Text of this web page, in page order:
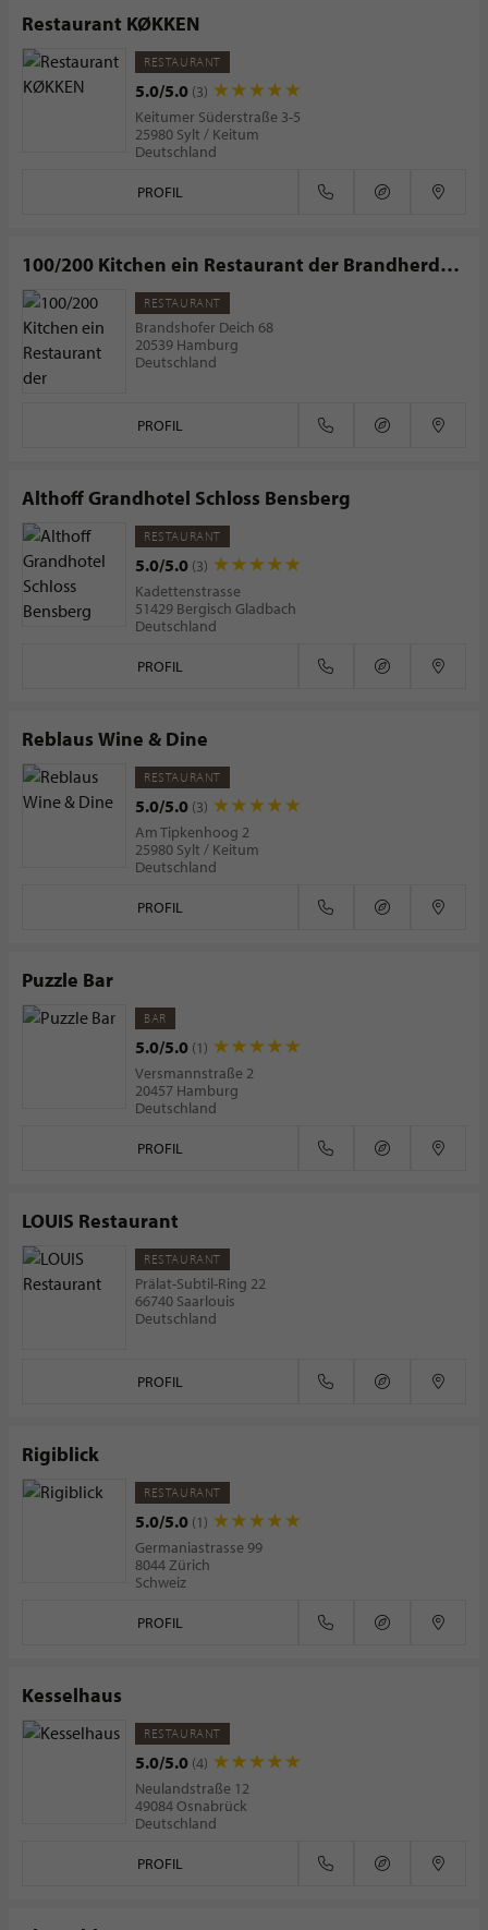
Restaurant KØKKEN
RESTAURANT
5.0/5.0 (3)
Keitumer Süderstraße 3-5
25980 Sylt / Keitum
Deutschland
PROFIL
100/200 Kitchen ein Restaurant der Brandherd
Esskultur GmbHRESTAURANT
Brandshofer Deich 68
20539 Hamburg
Deutschland
PROFIL
Althoff Grandhotel Schloss Bensberg
RESTAURANT
5.0/5.0 (3)
Kadettenstrasse
51429 Bergisch Gladbach
Deutschland
PROFIL
Reblaus Wine & Dine
RESTAURANT
5.0/5.0 (3)
Am Tipkenhoog 2
25980 Sylt / Keitum
Deutschland
PROFIL
Puzzle Bar
BAR
5.0/5.0 (1)
Versmannstraße 2
20457 Hamburg
Deutschland
PROFIL
LOUIS Restaurant
RESTAURANT
Prälat-Subtil-Ring 22
66740 Saarlouis
Deutschland
PROFIL
Rigiblick
RESTAURANT
5.0/5.0 (1)
Germaniastrasse 99
8044 Zürich
Schweiz
PROFIL
Kesselhaus
RESTAURANT
5.0/5.0 (4)
Neulandstraße 12
49084 Osnabrück
Deutschland
PROFIL